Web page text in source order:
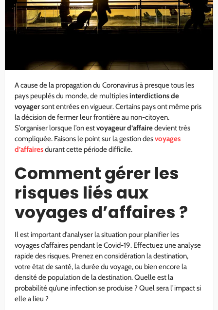
A cause de la propagation du Coronavirus à presque tous les
pays peuplés du monde, de multiplesinterdictions de
voyagersont entrées en vigueur. Certains pays ont même pris
la décision de fermer leur frontière au non-citoyen.
S’organiser lorsque l’on estvoyageur d’affairedevient très
compliquée. Faisons le point sur la gestion desvoyages
d’affairesdurant cette période difficile.
Comment gérer les
risques liés aux
voyages d’affaires ?
Il est important d’analyser la situation pour planifier les
voyages d’affaires pendant le Covid-19. Effectuez une analyse
rapide des risques. Prenez en considération la destination,
votre état de santé, la durée du voyage, ou bien encore la
densité de population de la destination. Quelle est la
probabilité qu’une infection se produise ? Quel sera l’impact si
elle a lieu ?